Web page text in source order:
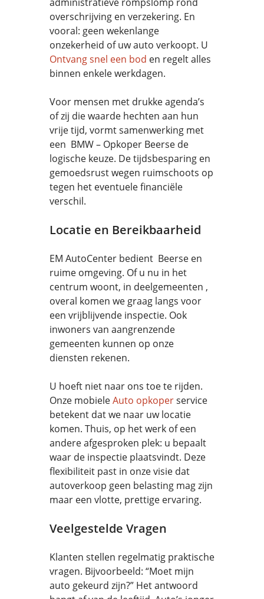
overschrijving en verzekering. En
vooral: geen wekenlange
onzekerheid of uw auto verkoopt. U
Ontvang snel een bod en regelt alles
binnen enkele werkdagen.
Voor mensen met drukke agenda’s
of zij die waarde hechten aan hun
vrije tijd, vormt samenwerking met
een BMW – Opkoper Beerse de
logische keuze. De tijdsbesparing en
gemoedsrust wegen ruimschoots op
tegen het eventuele financiële
verschil.
Locatie en Bereikbaarheid
EM AutoCenter bedient Beerse en
ruime omgeving. Of u nu in het
centrum woont, in deelgemeenten ,
overal komen we graag langs voor
een vrijblijvende inspectie. Ook
inwoners van aangrenzende
gemeenten kunnen op onze
diensten rekenen.
U hoeft niet naar ons toe te rijden.
Onze mobieleAuto opkoperservice
betekent dat we naar uw locatie
komen. Thuis, op het werk of een
andere afgesproken plek: u bepaalt
waar de inspectie plaatsvindt. Deze
flexibiliteit past in onze visie dat
autoverkoop geen belasting mag zijn
maar een vlotte, prettige ervaring.
Veelgestelde Vragen
Klanten stellen regelmatig praktische
vragen. Bijvoorbeeld: “Moet mijn
auto gekeurd zijn?” Het antwoord